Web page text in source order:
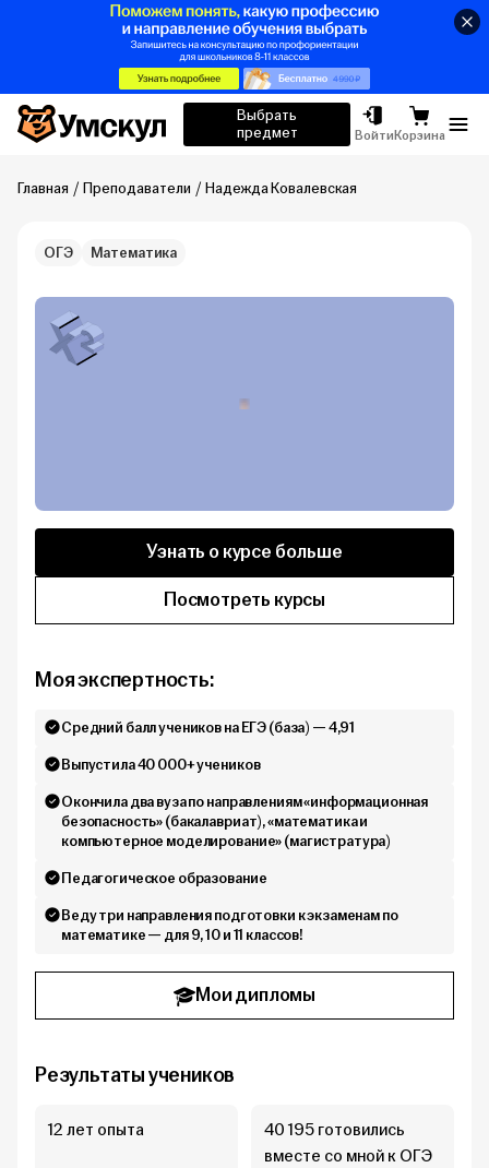
Умскул
Выбрать
предмет
ВойтиКорзина
Главная Преподаватели Надежда Ковалевская
ОГЭ Математика
Узнать о курсе больше
Посмотреть курсы
Моя экспертность:
Средний балл учеников на ЕГЭ (база) — 4,91
Выпустила 40 000+ учеников
Окончила два вуза по направлениям «информационная
безопасность» (бакалавриат), «математика и
компьютерное моделирование» (магистратура)
Педагогическое образование
Веду три направления подготовки к экзаменам по
математике — для 9, 10 и 11 классов!
Мои дипломы
Результаты учеников
12 лет опыта
40 195 готовились
вместе со мной к ОГЭ